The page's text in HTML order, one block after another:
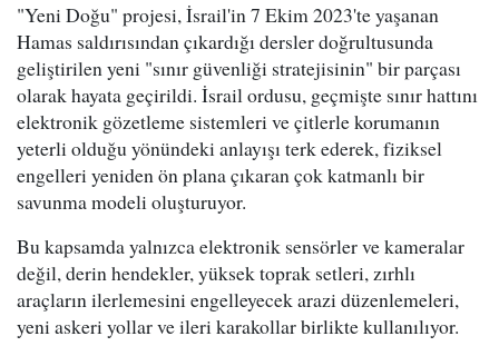
"Yeni Doğu" projesi, İsrail'in 7 Ekim 2023'te yaşanan
Hamas saldırısından çıkardığı dersler doğrultusunda
geliştirilen yeni "sınır güvenliği stratejisinin" bir parçası
olarak hayata geçirildi. İsrail ordusu, geçmişte sınır hattını
elektronik gözetleme sistemleri ve çitlerle korumanın
yeterli olduğu yönündeki anlayışı terk ederek, fiziksel
engelleri yeniden ön plana çıkaran çok katmanlı bir
savunma modeli oluşturuyor.
Bu kapsamda yalnızca elektronik sensörler ve kameralar
değil, derin hendekler, yüksek toprak setleri, zırhlı
araçların ilerlemesini engelleyecek arazi düzenlemeleri,
yeni askeri yollar ve ileri karakollar birlikte kullanılıyor.